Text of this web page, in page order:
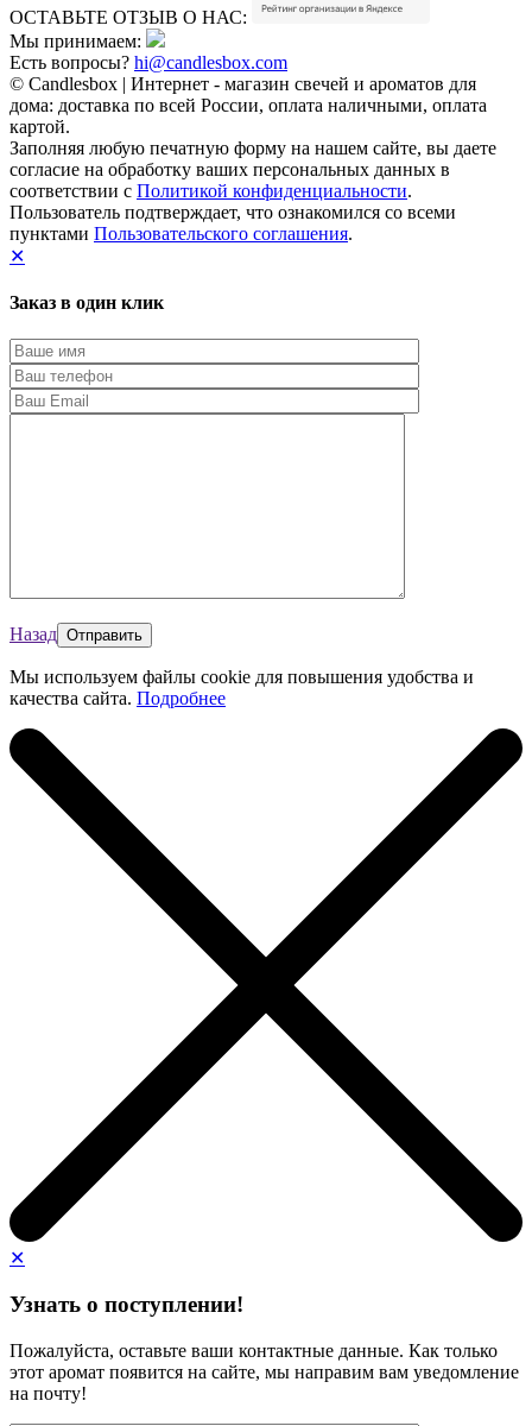
ОСТАВЬТЕ ОТЗЫВ О НАС:
Мы принимаем:
Есть вопросы? hi@candlesbox.com
© Candlesbox | Интернет - магазин свечей и ароматов для
дома: доставка по всей России, оплата наличными, оплата
картой.
Заполняя любую печатную форму на нашем сайте, вы даете
согласие на обработку ваших персональных данных в
соответствии с Политикой конфиденциальности.
Пользователь подтверждает, что ознакомился со всеми
пунктами Пользовательского соглашения.
✕
Заказ в один клик
Назад
Мы используем файлы cookie для повышения удобства и
качества сайта. Подробнее
✕
Узнать о поступлении!
Пожалуйста, оставьте ваши контактные данные. Как только
этот аромат появится на сайте, мы направим вам уведомление
на почту!